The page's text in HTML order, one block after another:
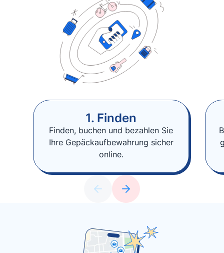
1. Finden
Finden, buchen und bezahlen Sie
Ihre Gepäckaufbewahrung sicher
online.